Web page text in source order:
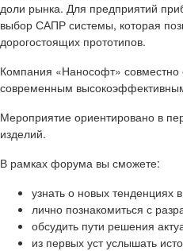
доли рынка. Для предприятий
выбор САПР системы, которая
дорогостоящих прототипов.
Компания «Нанософт»
современным
Мероприятие ориентировано в
изделий.
В рамках форума вы сможете:
узнать о новых тенденциях
лично познакомиться с
обсудить пути решения
из первых уст услышать